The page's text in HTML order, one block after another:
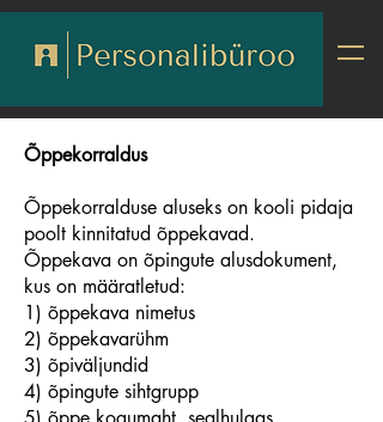
Õppekorraldus
Õppekorralduse aluseks on kooli pidaja
poolt kinnitatud õppekavad.
Õppekava on õpingute alusdokument,
kus on määratletud:
1) õppekava nimetus
2) õppekavarühm
3) õpiväljundid
4) õpingute sihtgrupp